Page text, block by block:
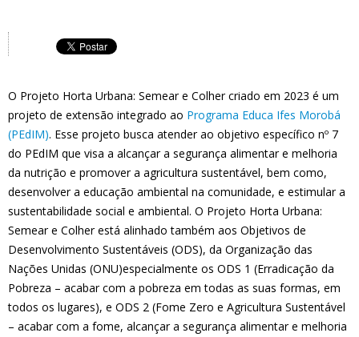
O Projeto Horta Urbana: Semear e Colher criado em 2023 é um
projeto de extensão integrado ao Programa Educa Ifes Morobá
(PEdIM). Esse projeto busca atender ao objetivo específico nº 7
do PEdIM que visa a alcançar a segurança alimentar e melhoria
da nutrição e promover a agricultura sustentável, bem como,
desenvolver a educação ambiental na comunidade, e estimular a
sustentabilidade social e ambiental. O Projeto Horta Urbana:
Semear e Colher está alinhado também aos Objetivos de
Desenvolvimento Sustentáveis (ODS), da Organização das
Nações Unidas (ONU)especialmente os ODS 1 (Erradicação da
Pobreza – acabar com a pobreza em todas as suas formas, em
todos os lugares), e ODS 2 (Fome Zero e Agricultura Sustentável
– acabar com a fome, alcançar a segurança alimentar e melhoria